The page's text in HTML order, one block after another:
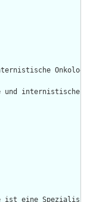
und internistische
ist eine